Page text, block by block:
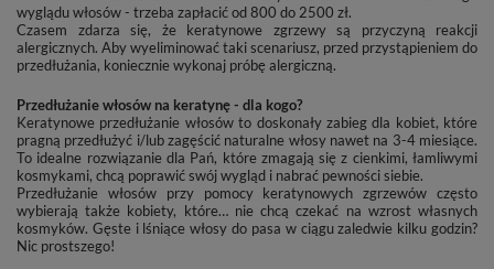
wyglądu włosów - trzeba zapłacić od 800 do 2500 zł.
Czasem zdarza się, że keratynowe zgrzewy są przyczyną reakcji
alergicznych. Aby wyeliminować taki scenariusz, przed przystąpieniem do
przedłużania, koniecznie wykonaj próbę alergiczną.
Przedłużanie włosów na keratynę - dla kogo?
Keratynowe przedłużanie włosów to doskonały zabieg dla kobiet, które
pragną przedłużyć i/lub zagęścić naturalne włosy nawet na 3-4 miesiące.
To idealne rozwiązanie dla Pań, które zmagają się z cienkimi, łamliwymi
kosmykami, chcą poprawić swój wygląd i nabrać pewności siebie.
Przedłużanie włosów przy pomocy keratynowych zgrzewów często
wybierają także kobiety, które… nie chcą czekać na wzrost własnych
kosmyków. Gęste i lśniące włosy do pasa w ciągu zaledwie kilku godzin?
Nic prostszego!